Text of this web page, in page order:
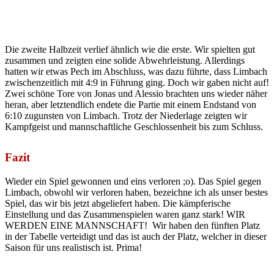
Die zweite Halbzeit verlief ähnlich wie die erste. Wir spielten gut
zusammen und zeigten eine solide Abwehrleistung. Allerdings
hatten wir etwas Pech im Abschluss, was dazu führte, dass Limbach
zwischenzeitlich mit 4:9 in Führung ging. Doch wir gaben nicht auf!
Zwei schöne Tore von Jonas und Alessio brachten uns wieder näher
heran, aber letztendlich endete die Partie mit einem Endstand von
6:10 zugunsten von Limbach. Trotz der Niederlage zeigten wir
Kampfgeist und mannschaftliche Geschlossenheit bis zum Schluss.
Fazit
Wieder ein Spiel gewonnen und eins verloren ;o). Das Spiel gegen
Limbach, obwohl wir verloren haben, bezeichne ich als unser bestes
Spiel, das wir bis jetzt abgeliefert haben. Die kämpferische
Einstellung und das Zusammenspielen waren ganz stark! WIR
WERDEN EINE MANNSCHAFT! Wir haben den fünften Platz
in der Tabelle verteidigt und das ist auch der Platz, welcher in dieser
Saison für uns realistisch ist. Prima!